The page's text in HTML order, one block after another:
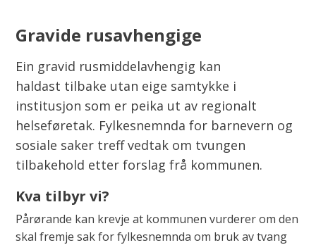
Gravide rusavhengige
Ein gravid rusmiddelavhengig kan
haldast tilbake utan eige samtykke i
institusjon som er peika ut av regionalt
helseføretak. Fylkesnemnda for barnevern og
sosiale saker treff vedtak om tvungen
tilbakehold etter forslag frå kommunen.
Kva tilbyr vi?
Pårørande kan krevje at kommunen vurderer om den
skal fremje sak for fylkesnemnda om bruk av tvang